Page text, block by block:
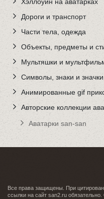
Дороги и транспорт
Части тела, одежда
Объекты, предметы и
Мультяшки и
Символы, знаки и
Анимированные gif
Авторские коллекции
Аватарки san-san
Все права защищены. При
ссылки на сайт san2.ru